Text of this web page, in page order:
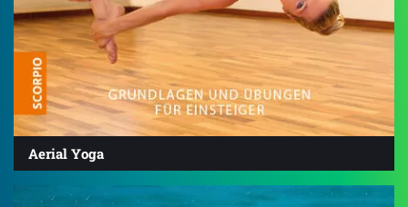
Aerial Yoga